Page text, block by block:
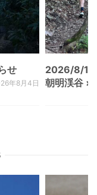
せ
年8月4日
2026/8/
朝明渓谷 ×